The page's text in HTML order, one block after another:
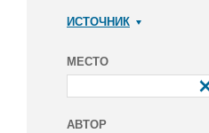
ИСТОЧНИК
МЕСТО
АВТОР